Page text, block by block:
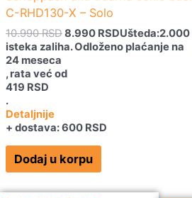
C-RHD130-X – Solo
10.990RSD8.990 RSDUšteda:2.000
isteka zaliha.Odloženo plaćanje na
24 meseca
, rata već od
419 RSD
.
Detaljnije
+ dostava: 600 RSD
Dodaj u korpu